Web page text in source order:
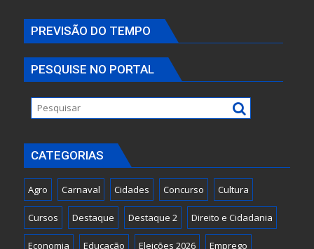
PREVISÃO DO TEMPO
PESQUISE NO PORTAL
CATEGORIAS
Agro Carnaval Cidades Concurso Cultura
Cursos Destaque Destaque 2 Direito e Cidadania
Economia Educação Eleições 2026 Emprego